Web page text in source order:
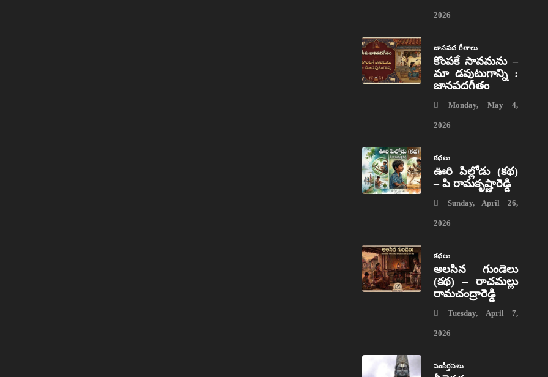
2026
జానపద గీతాలు
కొంపకే సావమను –
మా డవుటుగాన్ని :
జానపదగీతం
Monday, May 4,
2026
కథలు
ఊరి పిల్లోడు (కథ)
– పి రామకృష్ణారెడ్డి
Sunday, April 26,
2026
కథలు
అలసిన గుండెలు
(కథ) – రాచమల్లు
రామచంద్రారెడ్డి
Tuesday, April 7,
2026
సంకీర్తనలు